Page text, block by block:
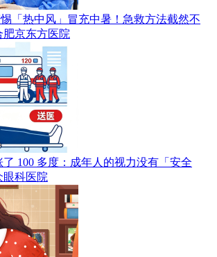
「热中风」冒充中暑！急救方法截然不
肥京东方医院
100 多度：成年人的视力没有「安全
眼科医院